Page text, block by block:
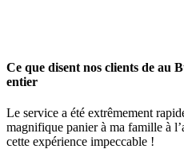
Ce que disent nos clients de au
entier
Le service a été extrêmement
magnifique panier à ma famille à
cette expérience impeccable !